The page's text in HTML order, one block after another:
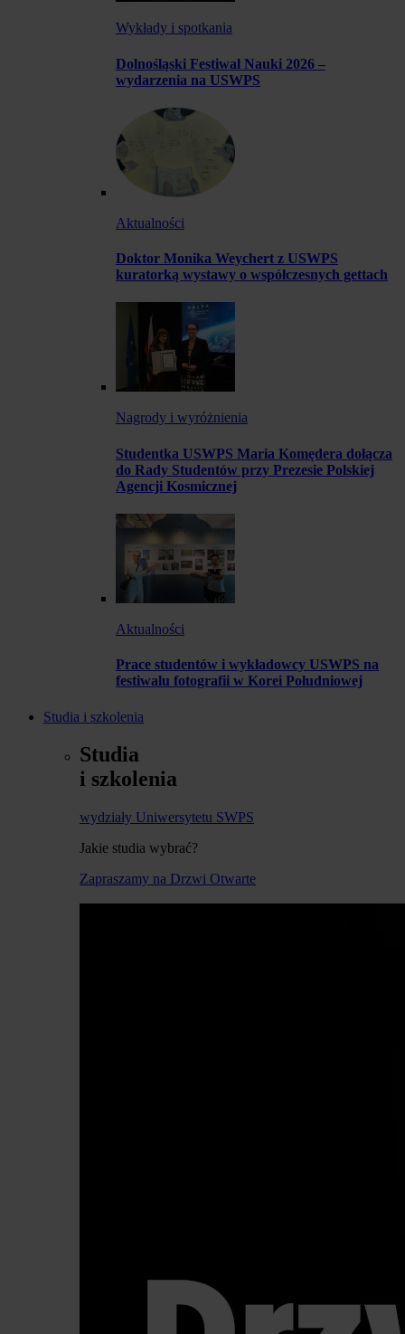
Wykłady i spotkania
Dolnośląski Festiwal Nauki 2026 –
wydarzenia na USWPS
Aktualności
Doktor Monika Weychert z USWPS
kuratorką wystawy o współczesnych gettach
Nagrody i wyróżnienia
Studentka USWPS Maria Komędera dołącza
do Rady Studentów przy Prezesie Polskiej
Agencji Kosmicznej
Aktualności
Prace studentów i wykładowcy USWPS na
festiwalu fotografii w Korei Południowej
Studia i szkolenia
Studia
i szkolenia
wydziały Uniwersytetu SWPS
Jakie studia wybrać?
Zapraszamy na Drzwi Otwarte